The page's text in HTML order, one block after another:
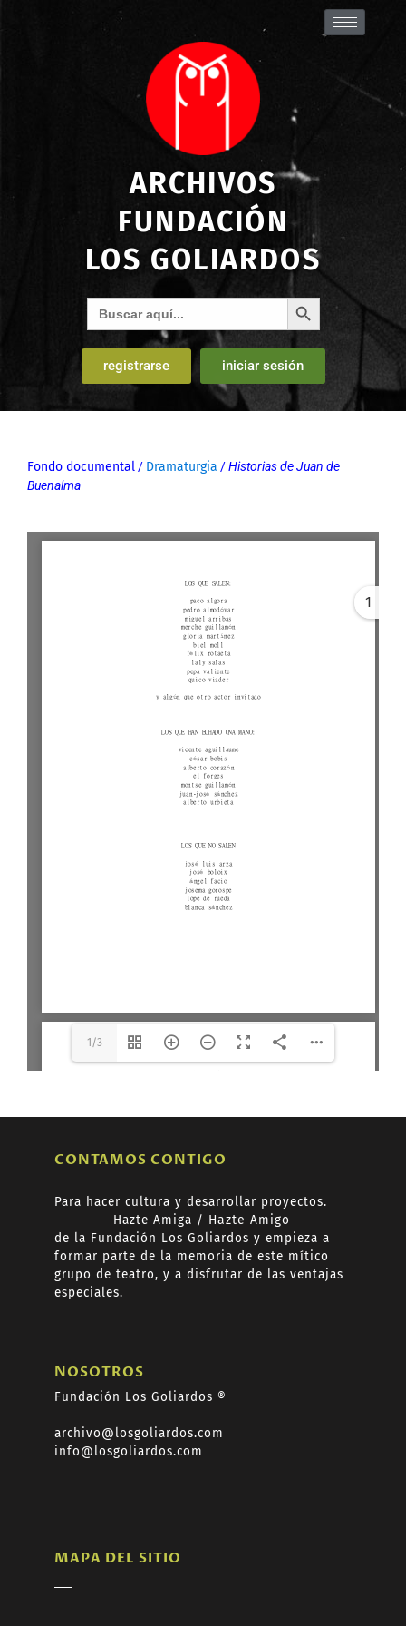
ARCHIVOS
FUNDACIÓN
LOS GOLIARDOS
Buscar: Botón de búsqueda
registrarse iniciar sesión
Fondo documental/ Dramaturgia /Historias de Juan de
Buenalma
1
1/3
https://archivos-
fundacionlosgoliardos.com
content/uploads/2021/01/
Programa-reposicion-
The API version "2.12.313"
does not match the Worker
version "2.5.207".
CONTAMOS CONTIGO
Para hacer cultura y desarrollar proyectos.
Hazte Amiga / Hazte Amigo
de la Fundación Los Goliardos y empieza a
formar parte de la memoria de este mítico
grupo de teatro, y a disfrutar de las ventajas
especiales.
NOSOTROS
Fundación Los Goliardos ®
archivo@losgoliardos.com
info@losgoliardos.com
MAPA DEL SITIO